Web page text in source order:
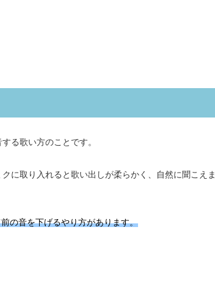
る歌い方のことです。
に取り入れると歌い出しが柔らかく、自然に聞こえま
の音を下げるやり方があります。